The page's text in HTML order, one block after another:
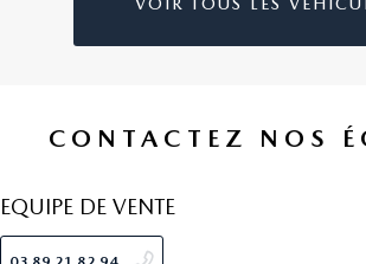
boite à gants fermée
caméra vue panoramique 360°
VOIR TOUS LES
CONTACTEZ NOS
EQUIPE DE VENTE